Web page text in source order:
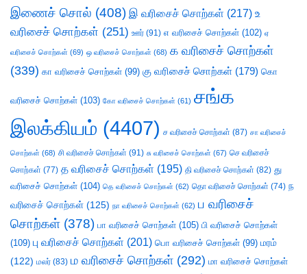
இணைச் சொல் (408) இ வரிசைச் சொற்கள் (217) உ
வரிசைச் சொற்கள் (251) ஊர் (91) எ வரிசைச் சொற்கள் (102) ஏ
வரிசைச் சொற்கள் (69) ஒ வரிசைச் சொற்கள் (68) க வரிசைச் சொற்கள்
(339) கா வரிசைச் சொற்கள் (99) கு வரிசைச் சொற்கள் (179) கொ
வரிசைச் சொற்கள் (103) கோ வரிசைச் சொற்கள் (61) சங்க
இலக்கியம் (4407) ச வரிசைச் சொற்கள் (87) சா வரிசைச்
சொற்கள் (68) சி வரிசைச் சொற்கள் (91) சு வரிசைச் சொற்கள் (67) செ வரிசைச்
சொற்கள் (77) த வரிசைச் சொற்கள் (195) தி வரிசைச் சொற்கள் (82) து
வரிசைச் சொற்கள் (104) தெ வரிசைச் சொற்கள் (62) தொ வரிசைச் சொற்கள் (74) ந
வரிசைச் சொற்கள் (125) நா வரிசைச் சொற்கள் (62) ப வரிசைச்
சொற்கள் (378) பா வரிசைச் சொற்கள் (105) பி வரிசைச் சொற்கள்
(109) பு வரிசைச் சொற்கள் (201) பொ வரிசைச் சொற்கள் (99) மரம்
(122) மலர் (83) ம வரிசைச் சொற்கள் (292) மா வரிசைச் சொற்கள்